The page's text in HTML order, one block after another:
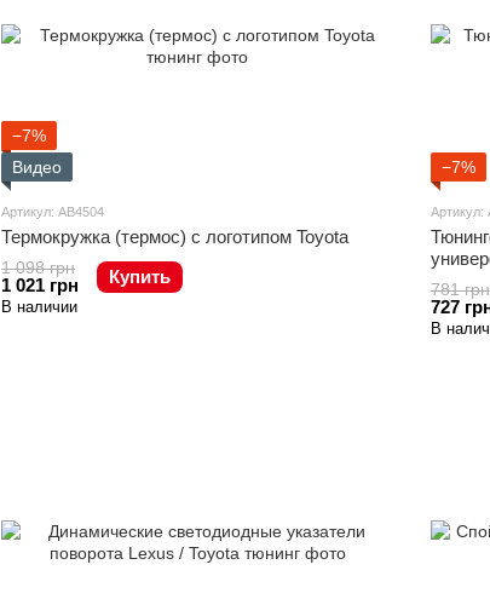
−7%
Видео
Артикул: AB4504
Термокружка (термос) с логотипом Toyota
1 098 грн
1 021 грн Купить
В наличии
−7%
Артикул:
781 грн
727
В